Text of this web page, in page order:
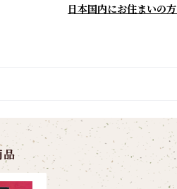
日本国内にお住まいの
品